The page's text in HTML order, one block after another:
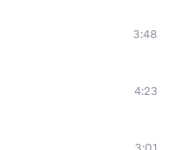
3:48
4:23